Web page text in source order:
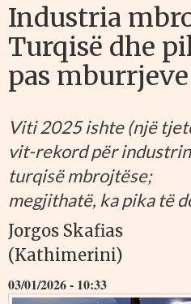
Industria
Turqisë dhe
pas mburrjeve
Viti 2025 ishte (një
vit-rekord për
turqisë mbrojtëse;
megjithatë, ka pika të
Jorgos Skafias
(Kathimerini)
03/01/2026 - 10:33